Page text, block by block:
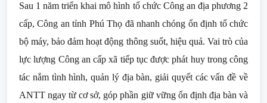
Sau 1 năm triển khai mô hình tổ chức Công an địa phương 2
cấp, Công an tỉnh Phú Thọ đã nhanh chóng ổn định tổ chức
bộ máy, bảo đảm hoạt động thông suốt, hiệu quả. Vai trò của
lực lượng Công an cấp xã tiếp tục được phát huy trong công
tác nắm tình hình, quản lý địa bàn, giải quyết các vấn đề về
ANTT ngay từ cơ sở, góp phần giữ vững ổn định địa bàn và